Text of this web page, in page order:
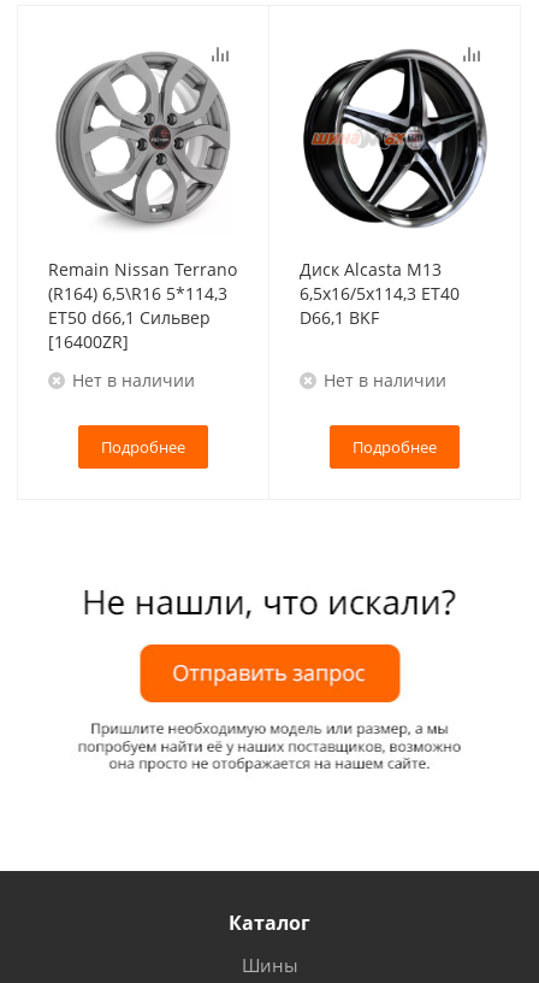
Remain Nissan Terrano
(R164) 6,5\R16 5*114,3
ET50 d66,1 Сильвер
[16400ZR]
Нет в наличии
Подробнее
Диск Alcasta M13
6,5x16/5x114,3 ET40
D66,1 BKF
Нет в наличии
Подробнее
Каталог
Шины